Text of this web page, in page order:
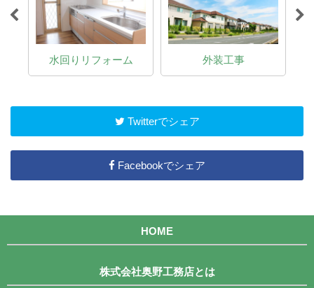
水回りリフォーム 外装工事
Twitterでシェア
Facebookでシェア
HOME
株式会社奥野工務店とは